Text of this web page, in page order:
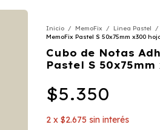
Inicio / MemoFix / Linea Pastel /
MemoFix Pastel S 50x75mm x300
Cubo de Notas
Pastel S
$5.350
2 x $2.675 sin interés